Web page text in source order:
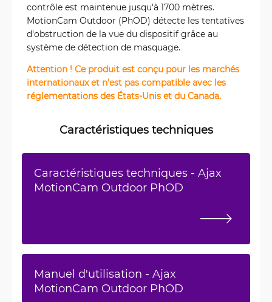
contrôle est maintenue jusqu'à 1700 mètres.
MotionCam Outdoor (PhOD) détecte les tentatives
d'obstruction de la vue du dispositif grâce au
système de détection de masquage.
Attention ! Ce produit est conçu pour les marchés
internationaux et n'est pas compatible avec les
réglementations des États-Unis et du Canada.
Caractéristiques techniques
Caractéristiques techniques - Ajax
MotionCam Outdoor PhOD
Manuel d'utilisation - Ajax
MotionCam Outdoor PhOD